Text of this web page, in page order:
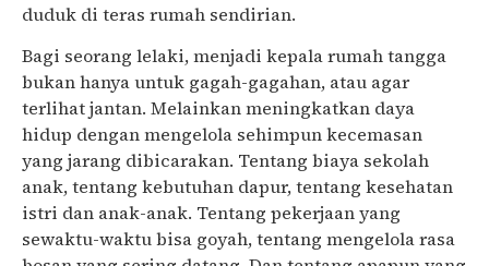
duduk di teras rumah sendirian.
Bagi seorang lelaki, menjadi kepala rumah tangga
bukan hanya untuk gagah-gagahan, atau agar
terlihat jantan. Melainkan meningkatkan daya
hidup dengan mengelola sehimpun kecemasan
yang jarang dibicarakan. Tentang biaya sekolah
anak, tentang kebutuhan dapur, tentang kesehatan
istri dan anak-anak. Tentang pekerjaan yang
sewaktu-waktu bisa goyah, tentang mengelola rasa